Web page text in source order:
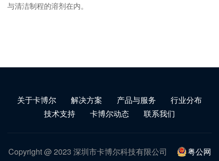
与清洁制程的溶剂在内。
关于卡博尔 解决方案 产品与服务
行业分布
技术支持
卡博尔动态 联系我们
Copyright @ 2023 深圳市卡博尔科技有限公司
粤公网